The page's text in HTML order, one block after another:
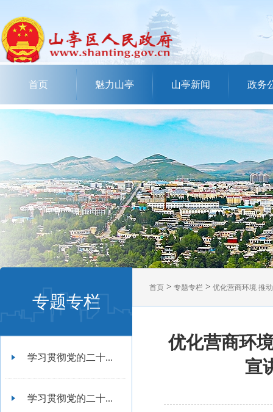
首页 魅力山亭 山亭新闻 政务
专题专栏
学习贯彻党的二十...
学习贯彻党的二十...
首页 > 专题专栏 > 优化营商环境 推
优化营商环
宣